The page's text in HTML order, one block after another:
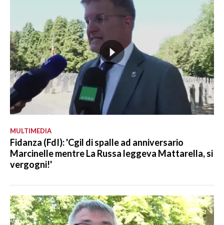
MULTIMEDIA
Fidanza (FdI): 'Cgil di spalle ad anniversario
Marcinelle mentre La Russa leggeva Mattarella, si
vergogni!'